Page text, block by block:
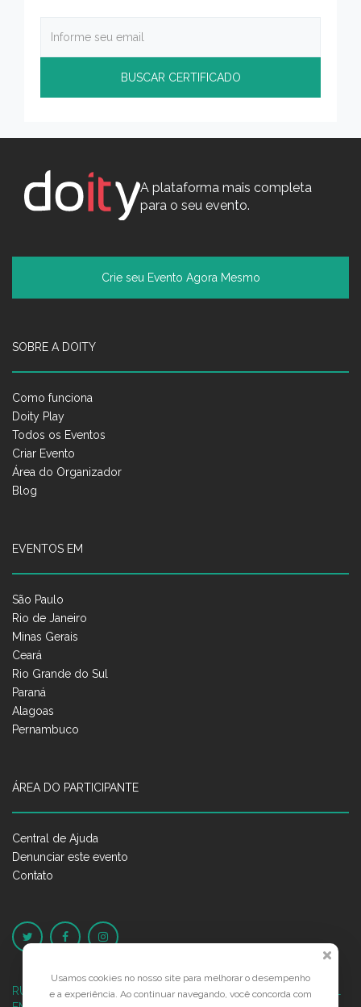
A plataforma mais completa
para o seu evento.
Crie seu Evento Agora Mesmo
SOBRE A DOITY
Como funciona
Doity Play
Todos os Eventos
Criar Evento
Área do Organizador
Blog
EVENTOS EM
São Paulo
Rio de Janeiro
Minas Gerais
Ceará
Rio Grande do Sul
Paraná
Alagoas
Pernambuco
ÁREA DO PARTICIPANTE
Central de Ajuda
Denunciar este evento
Contato
RUA JOSÉ PONTES DE MAGALHÃES, 70JATIÚCA, MACEIÓ - AL
Usamos cookies no nosso site para melhorar o desempenho
e a experiência. Ao continuar navegando, você concorda com